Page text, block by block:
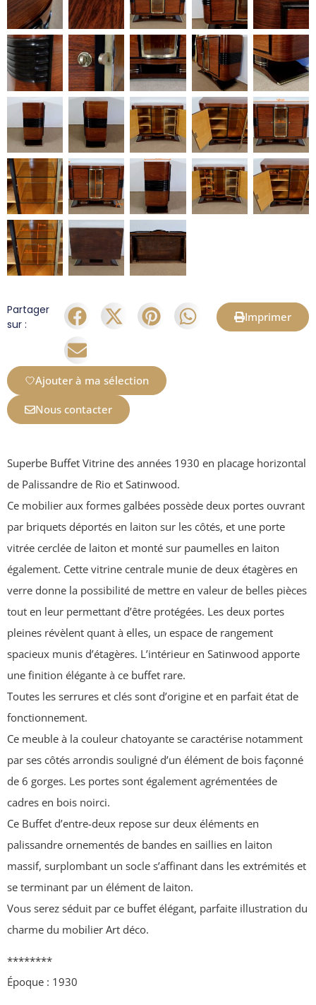
Partager
sur :
Imprimer
Ajouter à ma sélection
Nous contacter
Superbe Buffet Vitrine des années 1930 en placage horizontal
de Palissandre de Rio et Satinwood.
Ce mobilier aux formes galbées possède deux portes ouvrant
par briquets déportés en laiton sur les côtés, et une porte
vitrée cerclée de laiton et monté sur paumelles en laiton
également. Cette vitrine centrale munie de deux étagères en
verre donne la possibilité de mettre en valeur de belles pièces
tout en leur permettant d’être protégées. Les deux portes
pleines révèlent quant à elles, un espace de rangement
spacieux munis d’étagères. L’intérieur en Satinwood apporte
une finition élégante à ce buffet rare.
Toutes les serrures et clés sont d’origine et en parfait état de
fonctionnement.
Ce meuble à la couleur chatoyante se caractérise notamment
par ses côtés arrondis souligné d’un élément de bois façonné
de 6 gorges. Les portes sont également agrémentées de
cadres en bois noirci.
Ce Buffet d’entre-deux repose sur deux éléments en
palissandre ornementés de bandes en saillies en laiton
massif, surplombant un socle s’affinant dans les extrémités et
se terminant par un élément de laiton.
Vous serez séduit par ce buffet élégant, parfaite illustration du
charme du mobilier Art déco.
********
Époque : 1930